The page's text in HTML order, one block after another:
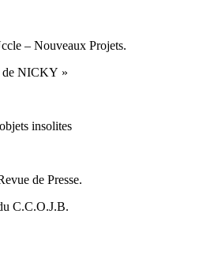
– Nouveaux Projets.
de NICKY »
insolites
de Presse.
C.C.O.J.B.